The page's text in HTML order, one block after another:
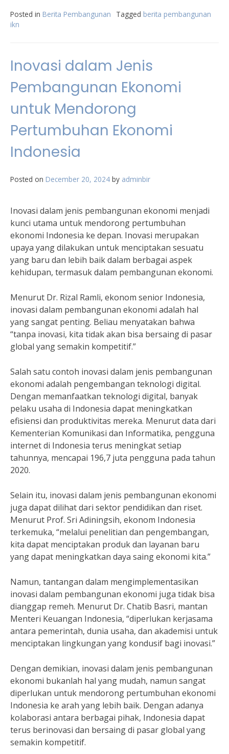
Posted in Berita Pembangunan Tagged berita pembangunan
ikn
Inovasi dalam Jenis
Pembangunan Ekonomi
untuk Mendorong
Pertumbuhan Ekonomi
Indonesia
Posted on December 20, 2024 by adminbir
Inovasi dalam jenis pembangunan ekonomi menjadi
kunci utama untuk mendorong pertumbuhan
ekonomi Indonesia ke depan. Inovasi merupakan
upaya yang dilakukan untuk menciptakan sesuatu
yang baru dan lebih baik dalam berbagai aspek
kehidupan, termasuk dalam pembangunan ekonomi.
Menurut Dr. Rizal Ramli, ekonom senior Indonesia,
inovasi dalam pembangunan ekonomi adalah hal
yang sangat penting. Beliau menyatakan bahwa
“tanpa inovasi, kita tidak akan bisa bersaing di pasar
global yang semakin kompetitif.”
Salah satu contoh inovasi dalam jenis pembangunan
ekonomi adalah pengembangan teknologi digital.
Dengan memanfaatkan teknologi digital, banyak
pelaku usaha di Indonesia dapat meningkatkan
efisiensi dan produktivitas mereka. Menurut data dari
Kementerian Komunikasi dan Informatika, pengguna
internet di Indonesia terus meningkat setiap
tahunnya, mencapai 196,7 juta pengguna pada tahun
2020.
Selain itu, inovasi dalam jenis pembangunan ekonomi
juga dapat dilihat dari sektor pendidikan dan riset.
Menurut Prof. Sri Adiningsih, ekonom Indonesia
terkemuka, “melalui penelitian dan pengembangan,
kita dapat menciptakan produk dan layanan baru
yang dapat meningkatkan daya saing ekonomi kita.”
Namun, tantangan dalam mengimplementasikan
inovasi dalam pembangunan ekonomi juga tidak bisa
dianggap remeh. Menurut Dr. Chatib Basri, mantan
Menteri Keuangan Indonesia, “diperlukan kerjasama
antara pemerintah, dunia usaha, dan akademisi untuk
menciptakan lingkungan yang kondusif bagi inovasi.”
Dengan demikian, inovasi dalam jenis pembangunan
ekonomi bukanlah hal yang mudah, namun sangat
diperlukan untuk mendorong pertumbuhan ekonomi
Indonesia ke arah yang lebih baik. Dengan adanya
kolaborasi antara berbagai pihak, Indonesia dapat
terus berinovasi dan bersaing di pasar global yang
semakin kompetitif.